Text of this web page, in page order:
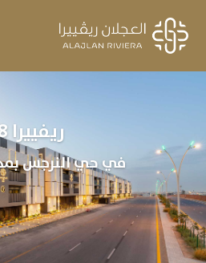
ريفييرا 38
في حي النرجس